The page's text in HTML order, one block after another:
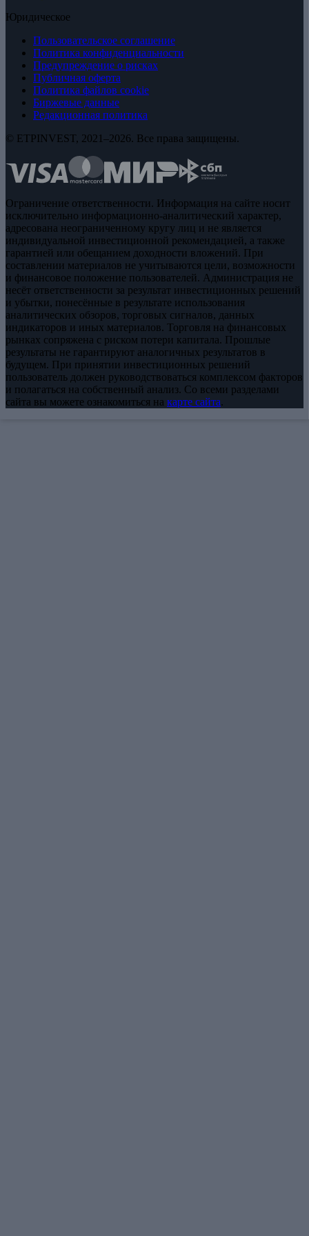
Юридическое
Пользовательское соглашение
Политика конфиденциальности
Предупреждение о рисках
Публичная оферта
Политика файлов cookie
Биржевые данные
Редакционная политика
© ETPINVEST, 2021–2026. Все права защищены.
Ограничение ответственности. Информация на сайте носит
исключительно информационно-аналитический характер,
адресована неограниченному кругу лиц и не является
индивидуальной инвестиционной рекомендацией, а также
гарантией или обещанием доходности вложений. При
составлении материалов не учитываются цели, возможности
и финансовое положение пользователей. Администрация не
несёт ответственности за результат инвестиционных решений
и убытки, понесённые в результате использования
аналитических обзоров, торговых сигналов, данных
индикаторов и иных материалов. Торговля на финансовых
рынках сопряжена с риском потери капитала. Прошлые
результаты не гарантируют аналогичных результатов в
будущем. При принятии инвестиционных решений
пользователь должен руководствоваться комплексом факторов
и полагаться на собственный анализ. Со всеми разделами
сайта вы можете ознакомиться на карте сайта.